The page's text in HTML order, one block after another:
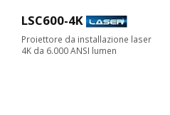
LSC600-4K
Proiettore da installazione laser
4K da 6.000 ANSI lumen